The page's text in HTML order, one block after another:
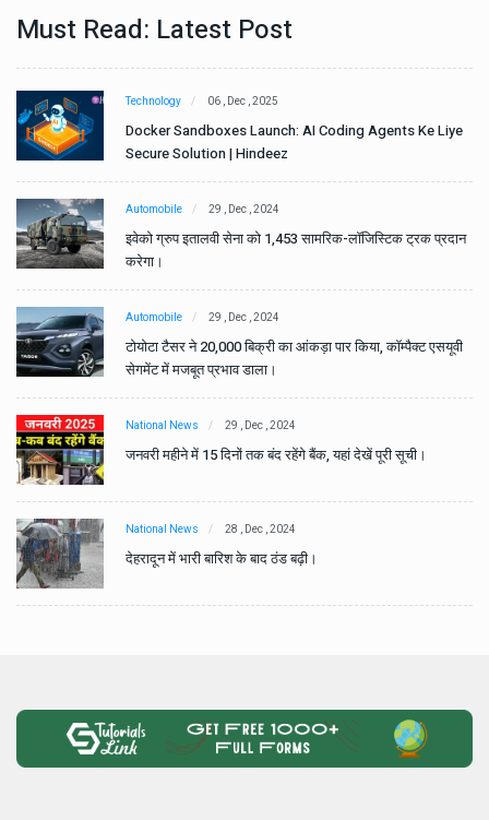
Must Read: Latest Post
Technology 06 , Dec , 2025
Docker Sandboxes Launch: AI Coding Agents Ke Liye
Secure Solution | Hindeez
Automobile 29 , Dec , 2024
इवेको ग्रुप इतालवी सेना को 1,453 सामरिक-लॉजिस्टिक ट्रक प्रदान
करेगा।
Automobile 29 , Dec , 2024
टोयोटा टैसर ने 20,000 बिक्री का आंकड़ा पार किया, कॉम्पैक्ट एसयूवी
सेगमेंट में मजबूत प्रभाव डाला।
National News 29 , Dec , 2024
जनवरी महीने में 15 दिनों तक बंद रहेंगे बैंक, यहां देखें पूरी सूची।
National News 28 , Dec , 2024
देहरादून में भारी बारिश के बाद ठंड बढ़ी।